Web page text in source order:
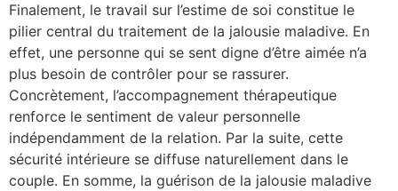
Finalement, le travail sur l’estime de soi constitue le
pilier central du traitement de la jalousie maladive. En
effet, une personne qui se sent digne d’être aimée n’a
plus besoin de contrôler pour se rassurer.
Concrètement, l’accompagnement thérapeutique
renforce le sentiment de valeur personnelle
indépendamment de la relation. Par la suite, cette
sécurité intérieure se diffuse naturellement dans le
couple. En somme, la guérison de la jalousie maladive